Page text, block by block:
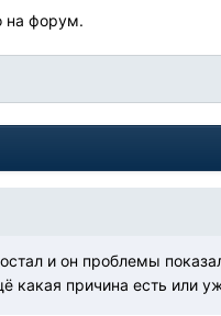
на форум.
и он проблемы
причина есть или